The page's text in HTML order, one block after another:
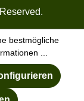
bestmögliche
...